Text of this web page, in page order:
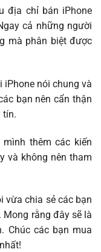
địa chỉ bán iPhone
cả những người
mà phân biệt được
iPhone nói chung và
bạn nên cẩn thận
tín.
thêm các kiến
và không nên tham
vừa chia sẻ các bạn
Mong rằng đây sẽ là
Chúc các bạn mua